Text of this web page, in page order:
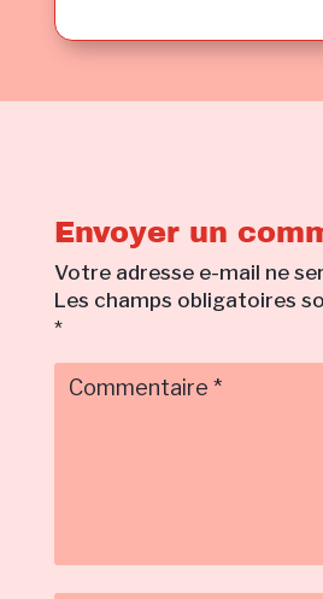
Envoyer un
Votre adresse e-mail ne
Les champs obligatoires
*